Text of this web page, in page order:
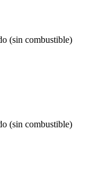
(sin combustible)
(sin combustible)